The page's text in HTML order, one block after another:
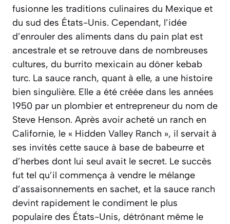
fusionne les traditions culinaires du Mexique et
du sud des États-Unis. Cependant, l’idée
d’enrouler des aliments dans du pain plat est
ancestrale et se retrouve dans de nombreuses
cultures, du burrito mexicain au döner kebab
turc. La sauce ranch, quant à elle, a une histoire
bien singulière. Elle a été créée dans les années
1950 par un plombier et entrepreneur du nom de
Steve Henson. Après avoir acheté un ranch en
Californie, le « Hidden Valley Ranch », il servait à
ses invités cette sauce à base de babeurre et
d’herbes dont lui seul avait le secret. Le succès
fut tel qu’il commença à vendre le mélange
d’assaisonnements en sachet, et la sauce ranch
devint rapidement le condiment le plus
populaire des États-Unis, détrônant même le